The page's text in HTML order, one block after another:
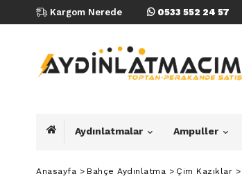
Kargom Nerede 0533 552 24 57
Aydınlatmalar Ampuller
Anasayfa > Bahçe Aydınlatma > Çim Kazıklar >